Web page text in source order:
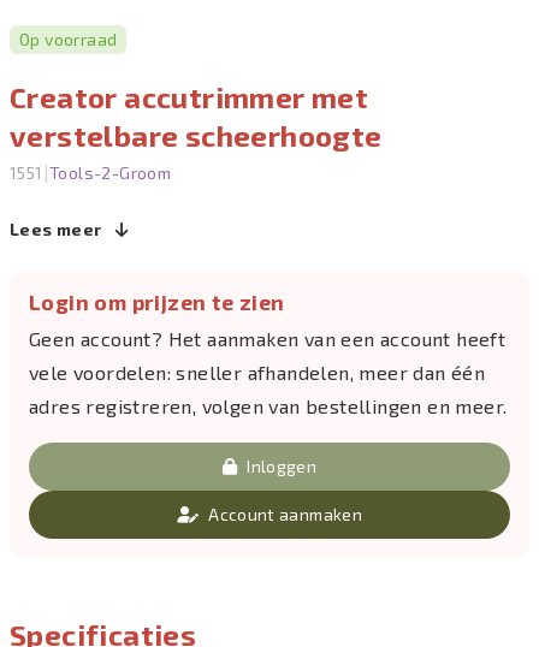
Op voorraad
Creator accutrimmer met
verstelbare scheerhoogte
1551 |Tools-2-Groom
Lees meer
Login om prijzen te zien
Geen account? Het aanmaken van een account heeft
vele voordelen: sneller afhandelen, meer dan één
adres registreren, volgen van bestellingen en meer.
Inloggen
Account aanmaken
Specificaties